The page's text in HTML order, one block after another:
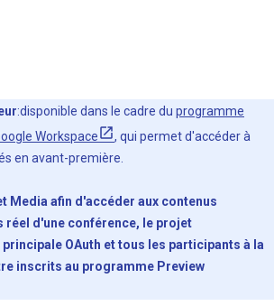
:disponible dans le cadre du programme
Workspace
, qui permet d'accéder à
en avant-première.
Media afin d'accéder aux contenus
réel d'une conférence, le projet
OAuth et tous les participants à la
inscrits au programme Preview